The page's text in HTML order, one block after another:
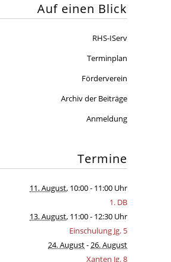
Auf einen Blick
RHS-IServ
Terminplan
Förderverein
Archiv der Beiträge
Anmeldung
Termine
11. August, 10:00- 11:00 Uhr
1. DB
13. August, 11:00- 12:30 Uhr
Einschulung Jg. 5
24. August-26. August
Xanten Jg. 8